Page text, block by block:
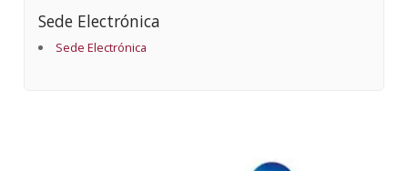
Sede Electrónica
Sede Electrónica